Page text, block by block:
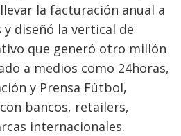
la facturación anual a
diseñó la vertical de
que generó otro millón
a medios como 24horas,
y Prensa Fútbol,
bancos, retailers,
internacionales.